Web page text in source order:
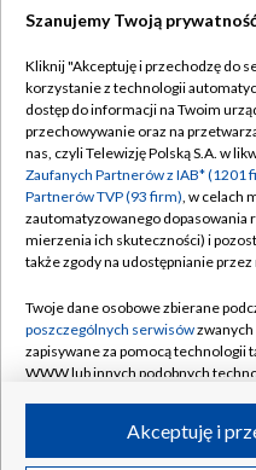
Abonament TVP
Emisja w TVP
Centrum informacji TVP
Naziemna Telewizja
Rada Programowa
System NOS
Informacje o nadawcy
Program dla prasy
Szanujemy Twoją
Kliknij "Akceptuję i przechodzę do
korzystanie z technologii
dostęp do informacji na Twoim
przechowywanie oraz na
nas, czyli Telewizję Polską S.A. w
Zaufanych Partnerów z IAB* (1201
Partnerów TVP (93 firm), w celach
zautomatyzowanego dopasowania
mierzenia ich skuteczności) i
także zgody na udostępnianie
Twoje dane osobowe zbierane
poszczególnych serwisów
zapisywane za pomocą technologii
WWW lub innych podobnych
ruchu w Internecie.Akceptuję i